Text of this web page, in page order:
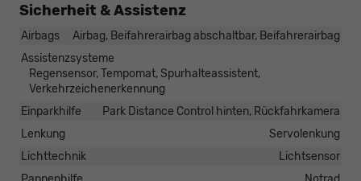
Sicherheit & Assistenz
Airbags
Airbag, Beifahrerairbag abschaltbar, Beifahrerairbag
Assistenzsysteme
Regensensor, Tempomat, Spurhalteassistent,
Verkehrzeichenerkennung
Einparkhilfe
Park Distance Control hinten, Rückfahrkamera
Lenkung
Servolenkung
Lichttechnik
Lichtsensor